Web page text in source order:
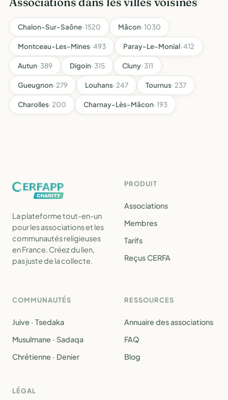
Chalon-Sur-Saône· 1520 Mâcon· 1030
Montceau-Les-Mines· 493 Paray-Le-Monial· 412
Autun· 389 Digoin· 315 Cluny· 311
Gueugnon· 279 Louhans· 247 Tournus· 237
Charolles· 200 Charnay-Lès-Mâcon· 193
La plateforme tout-en-un
pour les associations et les
communautés religieuses
en France. Créez du lien,
pas juste de la collecte.
PRODUIT
Associations
Membres
Tarifs
Reçus CERFA
COMMUNAUTÉS
Juive · Tsedaka
Musulmane · Sadaqa
Chrétienne · Denier
RESSOURCES
Annuaire des associations
FAQ
Blog
LÉGAL